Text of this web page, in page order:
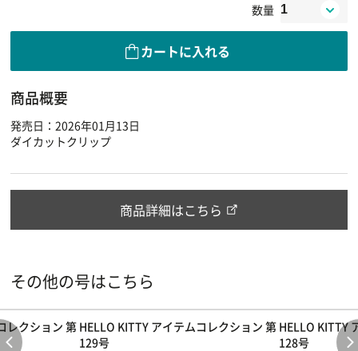
数量
カートに入れる
商品概要
発売日：2026年01月13日
ダイカットクリップ
商品詳細はこちら
その他の号はこちら
レクション 第 HELLO KITTY アイテムコレクション 第
129号
HELLO KITTY
128号